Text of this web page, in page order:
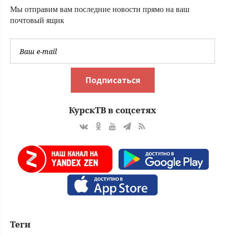
Мы отправим вам последние новости прямо на ваш
почтовый ящик
Подписаться
КурскТВ в соцсетях
Теги